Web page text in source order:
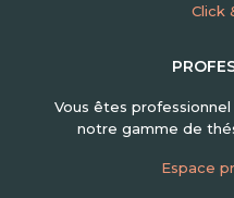
Click
Vous êtes
notre gamme de
Espace